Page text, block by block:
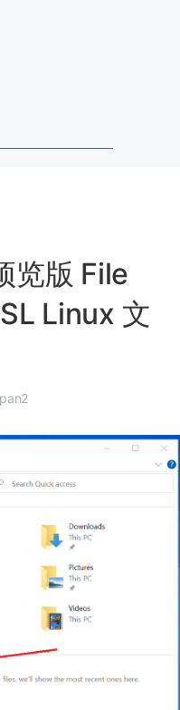
览版 File
Linux 文